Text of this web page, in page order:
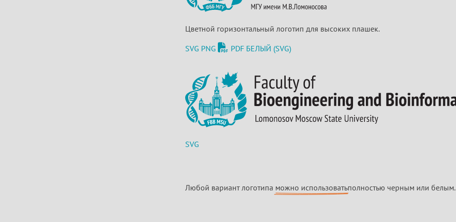
Цветной горизонтальный логотип для высоких плашек.
SVG PNG PDF БЕЛЫЙ (SVG)
SVG
Любой вариант логотипа можно использоватьполностью черным или белым.